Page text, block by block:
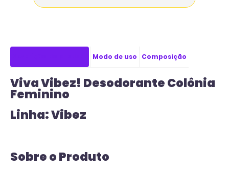
Modo de uso Composição
Viva Vibez! Desodorante Colônia
Feminino
Linha: Vibez
Sobre o Produto